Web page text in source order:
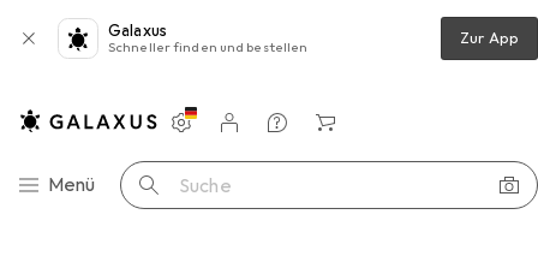
Galaxus
Schneller finden und bestellen Zur App
Navigation nach Kategorien
Menü Suche
Einstellungen
Kundenkonto
Vergleichslisten
Merklisten
Warenkorb